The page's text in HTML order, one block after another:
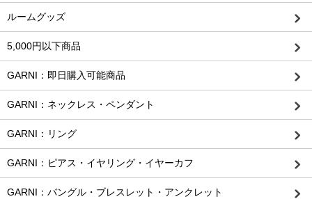
ルームグッズ
5,000円以下商品
GARNI：即日購入可能商品
GARNI：ネックレス・ペンダント
GARNI：リング
GARNI：ピアス・イヤリング・イヤーカフ
GARNI：バングル・ブレスレット・アンクレット